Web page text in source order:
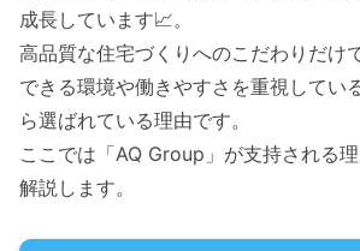
成長しています📈。
高品質な住宅づくりへのこだわりだけ
できる環境や働きやすさを重視してい
ら選ばれている理由です。
ここでは「AQ Group」が支持される
解説します。